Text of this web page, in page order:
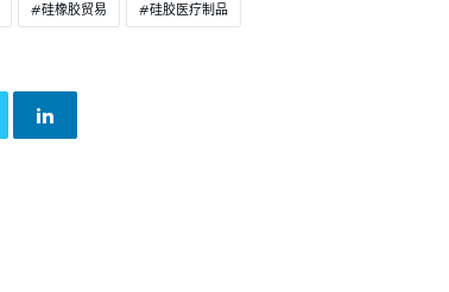
硅橡胶贸易 硅胶医疗制品